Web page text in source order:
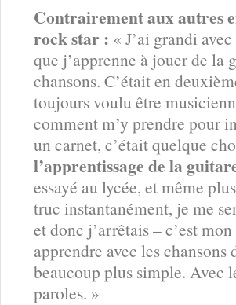
Contrairement aux autres
rock star : « J’ai grandi
que j’apprenne à jouer de la
chansons. C’était en
toujours voulu être
comment m’y prendre pour
un carnet, c’était quelque
l’apprentissage de la
essayé au lycée, et même
truc instantanément, je me
et donc j’arrêtais – c’est
apprendre avec les chansons
beaucoup plus simple. Avec
paroles. »